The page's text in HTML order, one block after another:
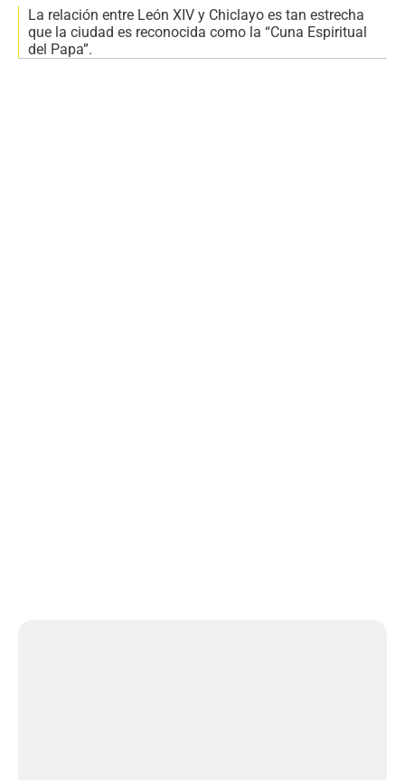
La relación entre León XIV y Chiclayo es tan estrecha
que la ciudad es reconocida como la “Cuna Espiritual
del Papa”.